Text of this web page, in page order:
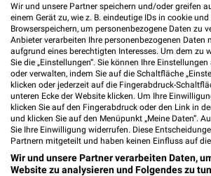
Reformhaus Mayr München
Bäckerstraße 4
81241 München
505,30 km • Angebote: 1
Landmann’s Biomarkt II
Pasinger Str. 50
82166 Gräfelfing
Wir und unsere Partner speichern und/oder greifen
einem Gerät zu, wie z. B. eindeutige IDs in cookie und
Browserspeichern, um personenbezogene Daten zu
Anbieter verarbeiten Ihre personenbezogenen Daten
aufgrund eines berechtigten Interesses. Um dem zu
Sie die „Einstellungen“. Sie können Ihre
oder verwalten, indem Sie auf die Schaltfläche
klicken oder jederzeit auf die Fingerabdruck-
unteren Ecke der Website klicken. Um Ihre
klicken Sie auf den Fingerabdruck oder den Link in
und klicken Sie auf den Menüpunkt „Meine Daten“.
Sie Ihre Einwilligung widerrufen. Diese
Partnern mitgeteilt und haben keinen Einfluss auf
Wir und unsere Partner verarbeiten Daten,
Website zu analysieren und Folgendes zu